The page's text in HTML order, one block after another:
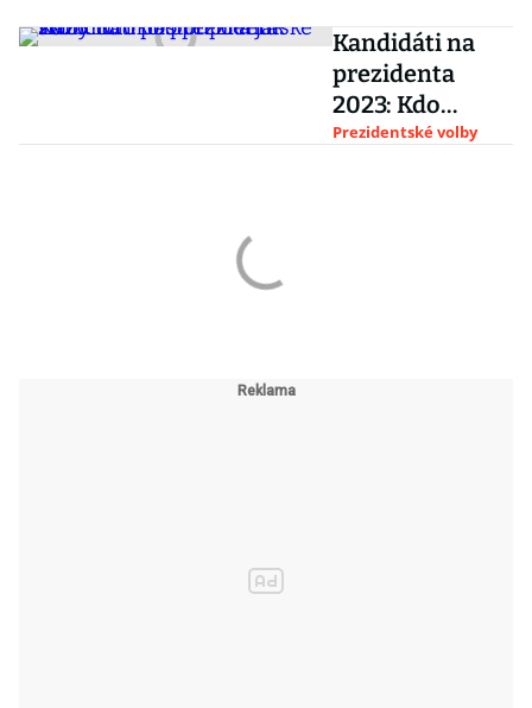
Kandidáti na
prezidenta
2023: Kdo
postoupil a jak
Prezidentské volby